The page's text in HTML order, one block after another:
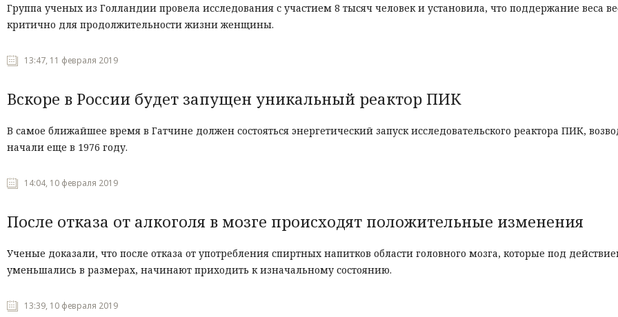
Группа ученых из Голландии провела исследования с участием 8 тысяч человек и установила, что поддержание веса
критично для продолжительности жизни женщины.
13:47, 11 февраля 2019
Вскоре в России будет запущен уникальный реактор ПИК
В самое ближайшее время в Гатчине должен состояться энергетический запуск исследовательского реактора ПИК,
начали еще в 1976 году.
14:04, 10 февраля 2019
После отказа от алкоголя в мозге происходят положительные изменения
Ученые доказали, что после отказа от употребления спиртных напитков области головного мозга, которые под
уменьшались в размерах, начинают приходить к изначальному состоянию.
13:39, 10 февраля 2019